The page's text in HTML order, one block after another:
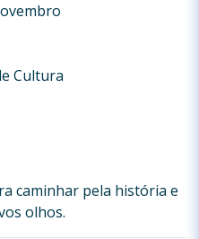
Cultura
caminhar pela história e
olhos.